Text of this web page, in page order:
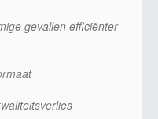
gevallen efficiënter